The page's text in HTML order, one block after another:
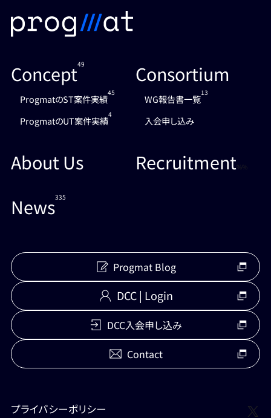
Concept49
ProgmatのST案件実績
45
ProgmatのUT案件実績
4
About Us
News335
Consortium
WG報告書一覧
13
入会申し込み
Recruitment
Progmat Blog
DCC | Login
DCC入会申し込み
Contact
プライバシーポリシー X